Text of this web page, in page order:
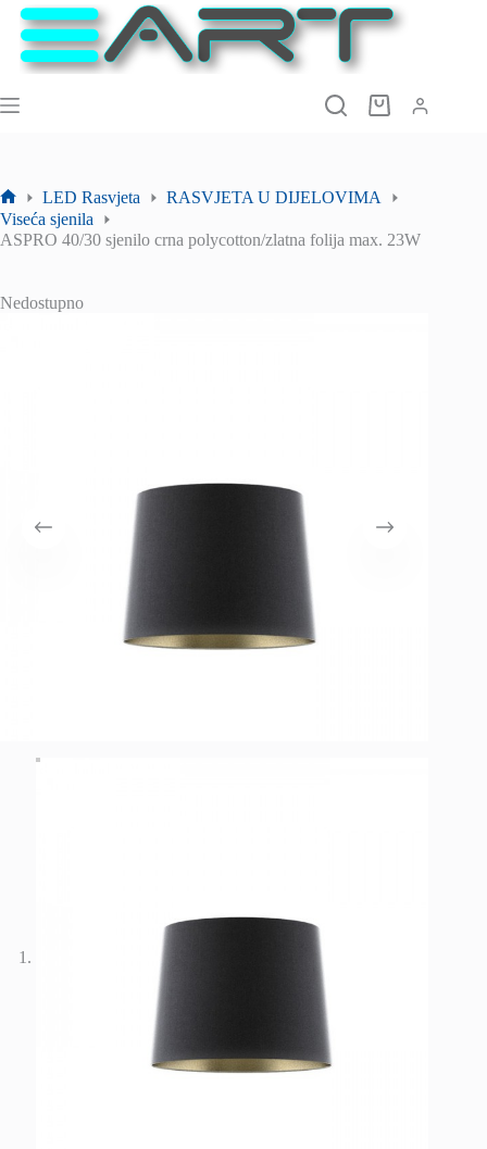
Preskoči
sadržaj
Košarica
Početna
stranica
LED Rasvjeta
RASVJETA U DIJELOVIMA
Viseća sjenila
ASPRO 40/30 sjenilo crna polycotton/zlatna folija max. 23W
Nedostupno